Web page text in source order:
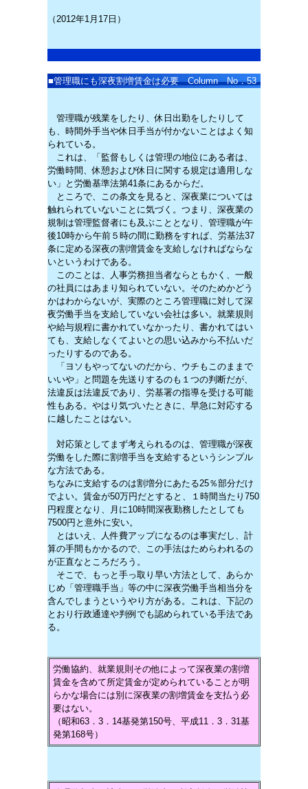
（2012年1月17日）
■管理職にも深夜割増賃金は必要 Column No．53
管理職が残業をしたり、休日出勤をしたりして
も、時間外手当や休日手当が付かないことはよく知
られている。
これは、「監督もしくは管理の地位にある者は、
労働時間、休憩および休日に関する規定は適用しな
い」と労働基準法第41条にあるからだ。
ところで、この条文を見ると、深夜業については
触れられていないことに気づく。つまり、深夜業の
規制は管理監督者にも及ぶこととなり、管理職が午
後10時から午前５時の間に勤務をすれば、労基法37
条に定める深夜の割増賃金を支給しなければならな
いというわけである。
このことは、人事労務担当者ならともかく、一般
の社員にはあまり知られていない。そのためかどう
かはわからないが、実際のところ管理職に対して深
夜労働手当を支給していない会社は多い。就業規則
や給与規程に書かれていなかったり、書かれてはい
ても、支給しなくてよいとの思い込みから不払いだ
ったりするのである。
「ヨソもやってないのだから、ウチもこのままで
いいや」と問題を先送りするのも１つの判断だが、
法違反は法違反であり、労基署の指導を受ける可能
性もある。やはり気づいたときに、早急に対応する
に越したことはない。
対応策としてまず考えられるのは、管理職が深夜
労働をした際に割増手当を支給するというシンプル
な方法である。
ちなみに支給するのは割増分にあたる25％部分だけ
でよい。賃金が50万円だとすると、１時間当たり750
円程度となり、月に10時間深夜勤務したとしても
7500円と意外に安い。
とはいえ、人件費アップになるのは事実だし、計
算の手間もかかるので、この手法はためらわれるの
が正直なところだろう。
そこで、もっと手っ取り早い方法として、あらか
じめ「管理職手当」等の中に深夜労働手当相当分を
含んでしまうというやり方がある。これは、下記の
とおり行政通達や判例でも認められている手法であ
る。
労働協約、就業規則その他によって深夜業の割増
賃金を含めて所定賃金が定められていることが明
らかな場合には別に深夜業の割増賃金を支払う必
要はない。
（昭和63．3．14基発第150号、平成11．3．31基
発第168号）